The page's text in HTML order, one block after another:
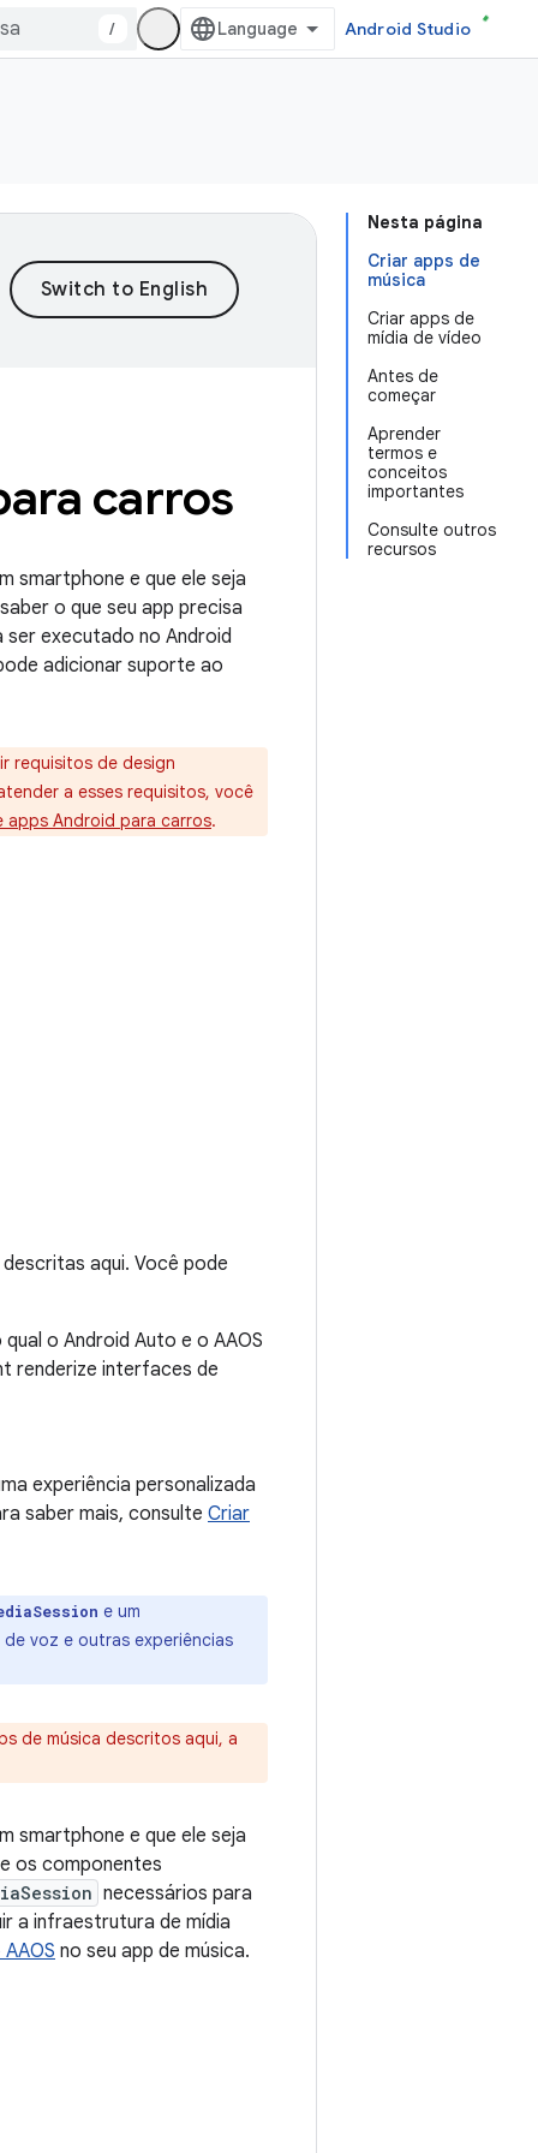
/ Android Studio
Nesta página
Criar apps de
música
Criar apps de
mídia de vídeo
Antes de
começar
Aprender
termos e
conceitos
importantes
Consulte outros
recursos
carros
smartphone e que ele seja
o que seu app precisa
executado no Android
adicionar suporte ao
requisitos de design
a esses requisitos, você
apps Android para carros.
aqui. Você pode
o Android Auto e o AAOS
renderize interfaces de
experiência personalizada
saber mais, consulte Criar
e um
voz e outras experiências
de música descritos aqui, a
smartphone e que ele seja
os componentes
necessários para
a infraestrutura de mídia
no seu app de música.